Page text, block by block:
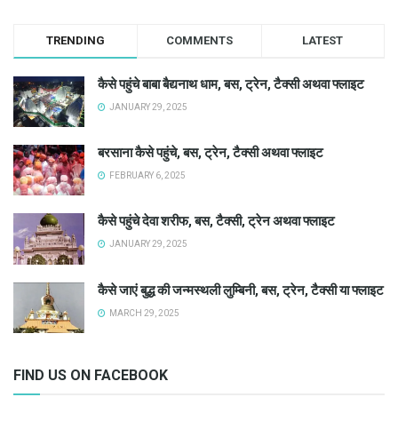
TRENDING COMMENTS LATEST
कैसे पहुंचे बाबा बैद्यनाथ धाम, बस, ट्रेन, टैक्सी अथवा फ्लाइट
JANUARY 29, 2025
बरसाना कैसे पहुंचे, बस, ट्रेन, टैक्सी अथवा फ्लाइट
FEBRUARY 6, 2025
कैसे पहुंचे देवा शरीफ, बस, टैक्सी, ट्रेन अथवा फ्लाइट
JANUARY 29, 2025
कैसे जाएं बुद्ध की जन्मस्थली लुम्बिनी, बस, ट्रेन, टैक्सी या फ्लाइट
MARCH 29, 2025
FIND US ON FACEBOOK